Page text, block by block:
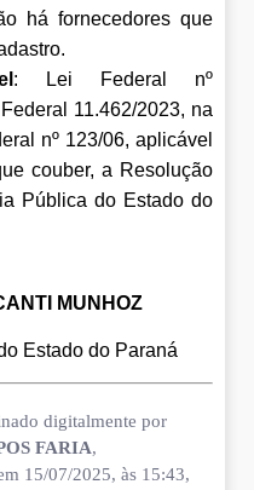
há fornecedores que
: Lei Federal nº
11.462/2023, na
nº 123/06, aplicável
couber, a Resolução
Pública do Estado do
MUNHOZ
Estado do Paraná
digitalmente por
FARIA,
15/07/2025, às 15:43,